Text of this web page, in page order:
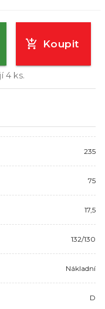
Koupit
4 ks.
235
75
17,5
132/130
Nákladní
D